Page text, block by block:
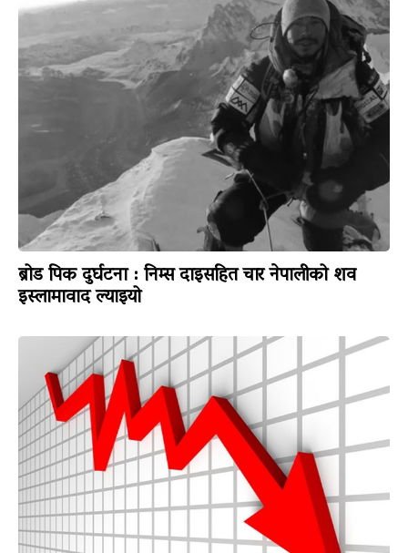
ब्रोड पिक दुर्घटना : निम्स दाइसहित चार नेपालीको शव
इस्लामावाद ल्याइयो